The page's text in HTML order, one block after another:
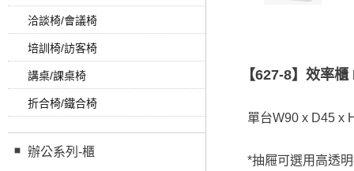
洽談椅/會議椅
培訓椅/訪客椅
講桌/課桌椅
折合椅/鐵合椅
辦公系列-櫃
【627-8】效率
單台W90 x D45 x
*抽屜可選用高透